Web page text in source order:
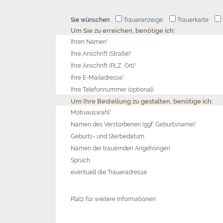
Sie wünschen Traueranzeige Trauerkarte
Um Sie zu erreichen, benötige ich:
Ihren Namen*
Ihre Anschrift (Straße)*
Ihre Anschrift (PLZ, Ort)*
Ihre E-Mailadresse*
Ihre Telefonnummer (optional)
Um Ihre Bestellung zu gestalten, benötige ich:
Motivauswahl*
Namen des Verstorbenen (ggf. Geburtsname)*
Geburts- und Sterbedatum
Namen der trauernden Angehörigen
Spruch
eventuell die Traueradresse
Platz für weitere Informationen